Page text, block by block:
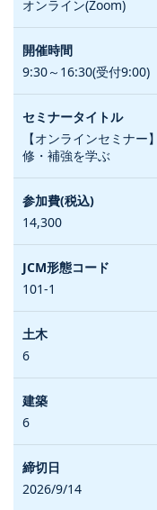
オンライン(Zoom)
9:30～16:30(受付9:00)
【オンラインセミナ
修・補強を学ぶ
14,300
101-1
6
6
2026/9/14